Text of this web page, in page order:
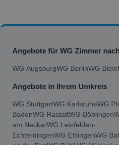
Angebote für WG Zimmer
WG AugsburgWG BerlinWG
Angebote in Ihrem Umkreis
WG StuttgartWG KarlsruheWG
BadenWG RastattWG Böblingen
am NeckarWG Leinfelden-
EchterdingenWG EttlingenWG